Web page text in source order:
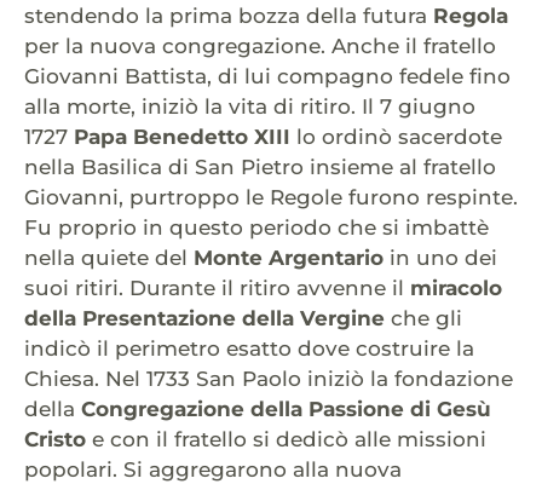
stendendo la prima bozza della futura Regola
per la nuova congregazione. Anche il fratello
Giovanni Battista, di lui compagno fedele fino
alla morte, iniziò la vita di ritiro. Il 7 giugno
1727 Papa Benedetto XIII lo ordinò sacerdote
nella Basilica di San Pietro insieme al fratello
Giovanni, purtroppo le Regole furono respinte.
Fu proprio in questo periodo che si imbattè
nella quiete del Monte Argentario in uno dei
suoi ritiri. Durante il ritiro avvenne il miracolo
della Presentazione della Vergine che gli
indicò il perimetro esatto dove costruire la
Chiesa. Nel 1733 San Paolo iniziò la fondazione
della Congregazione della Passione di Gesù
Cristo e con il fratello si dedicò alle missioni
popolari. Si aggregarono alla nuova